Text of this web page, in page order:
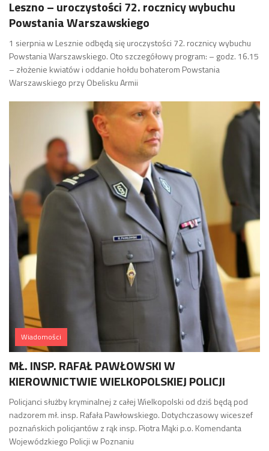
Leszno – uroczystości 72. rocznicy wybuchu
Powstania Warszawskiego
1 sierpnia w Lesznie odbędą się uroczystości 72. rocznicy wybuchu
Powstania Warszawskiego. Oto szczegółowy program: – godz. 16.15
– złożenie kwiatów i oddanie hołdu bohaterom Powstania
Warszawskiego przy Obelisku Armii
Wiadomości
MŁ. INSP. RAFAŁ PAWŁOWSKI W
KIEROWNICTWIE WIELKOPOLSKIEJ POLICJI
Policjanci służby kryminalnej z całej Wielkopolski od dziś będą pod
nadzorem mł. insp. Rafała Pawłowskiego. Dotychczasowy wiceszef
poznańskich policjantów z rąk insp. Piotra Mąki p.o. Komendanta
Wojewódzkiego Policji w Poznaniu